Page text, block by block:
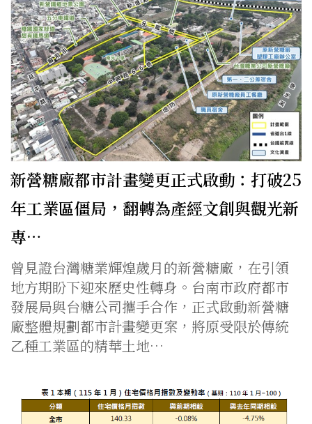
新營糖廠都市計畫變更正式啟動：打破25
年工業區僵局，翻轉為產經文創與觀光新
專…
曾見證台灣糖業輝煌歲月的新營糖廠，在引領
地方期盼下迎來歷史性轉身。台南市政府都市
發展局與台糖公司攜手合作，正式啟動新營糖
廠整體規劃都市計畫變更案，將原受限於傳統
乙種工業區的精華土地…